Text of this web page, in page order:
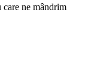
ne mândrim